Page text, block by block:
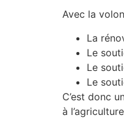
Avec la
La
Le
Le
Le
C’est donc
à